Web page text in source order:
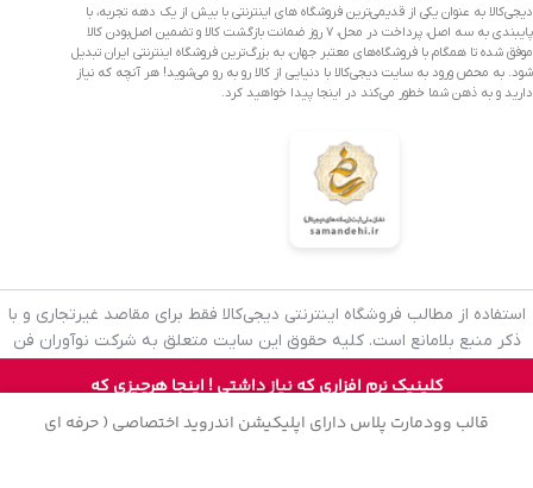
دیجی‌کالا به عنوان یکی از قدیمی‌ترین فروشگاه های اینترنتی با بیش از یک دهه تجربه، با
پایبندی به سه اصل، پرداخت در محل، ۷ روز ضمانت بازگشت کالا و تضمین اصل‌بودن کالا
موفق شده تا همگام با فروشگاه‌های معتبر جهان، به بزرگ‌ترین فروشگاه اینترنتی ایران تبدیل
شود. به محض ورود به سایت دیجی‌کالا با دنیایی از کالا رو به رو می‌شوید! هر آنچه که نیاز
دارید و به ذهن شما خطور می‌کند در اینجا پیدا خواهید کرد.
استفاده از مطالب فروشگاه اینترنتی دیجی‌کالا فقط برای مقاصد غیرتجاری و با
ذکر منبع بلامانع است. کلیه حقوق این سایت متعلق به شرکت نوآوران فن
آوازه (فروشگاه آنلاین دیجی‌کالا) می‌باشد.
قالب وودمارت پلاس دارای اپلیکیشن اندروید اختصاصی ( حرفه ای
گوشی
موبایل
سامسونگ
a12 -56A
65.000تومان
50.000 تومان
12
عدد
در
انبار
افزودن
کلینیک نرم افزاری که نیاز داشتی ! اینجا هرچیزی که
بخوای همواره با تخفیف میتونی تهیه اش کنی !
علاقه مندی
0
سبد خرید
حساب کاربری من